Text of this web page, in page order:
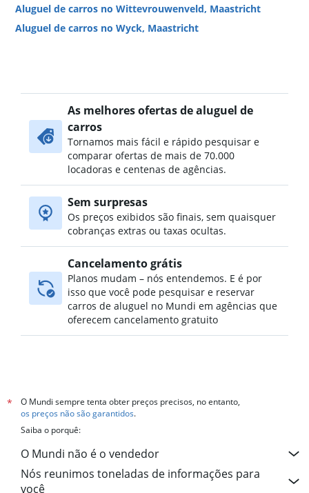
Aluguel de carros no Wittevrouwenveld, Maastricht
Aluguel de carros no Wyck, Maastricht
As melhores ofertas de aluguel de
carros
Tornamos mais fácil e rápido pesquisar e
comparar ofertas de mais de 70.000
locadoras e centenas de agências.
Sem surpresas
Os preços exibidos são finais, sem quaisquer
cobranças extras ou taxas ocultas.
Cancelamento grátis
Planos mudam – nós entendemos. E é por
isso que você pode pesquisar e reservar
carros de aluguel no Mundi em agências que
oferecem cancelamento gratuito
*
O Mundi sempre tenta obter preços precisos, no entanto,
os preços não são garantidos.
Saiba o porquê:
O Mundi não é o vendedor
Nós reunimos toneladas de informações para
você